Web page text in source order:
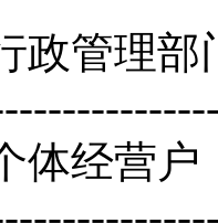
政管理
体经营户